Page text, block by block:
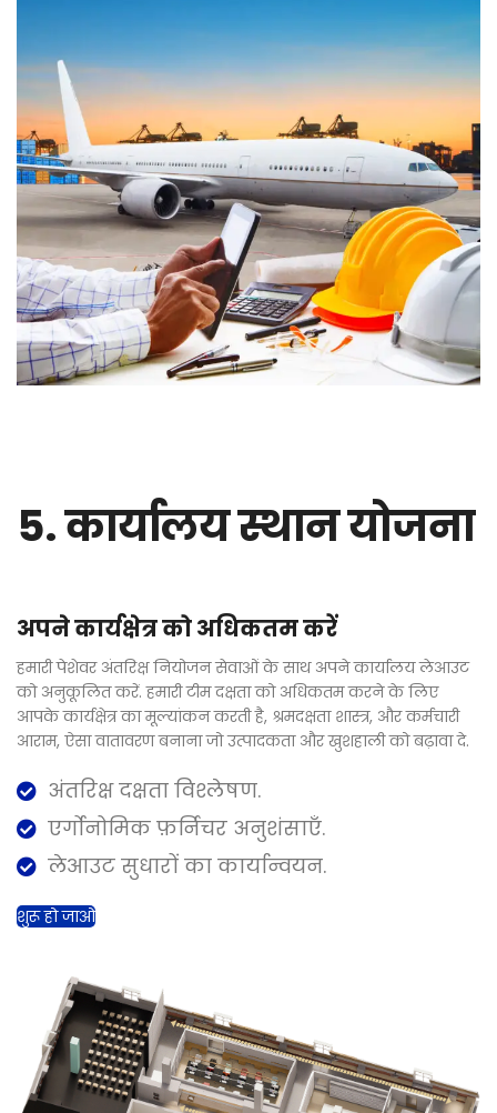
5. कार्यालय स्थान योजना
अपने कार्यक्षेत्र को अधिकतम करें
हमारी पेशेवर अंतरिक्ष नियोजन सेवाओं के साथ अपने कार्यालय लेआउट
को अनुकूलित करें. हमारी टीम दक्षता को अधिकतम करने के लिए
आपके कार्यक्षेत्र का मूल्यांकन करती है, श्रमदक्षता शास्त्र, और कर्मचारी
आराम, ऐसा वातावरण बनाना जो उत्पादकता और खुशहाली को बढ़ावा दे.
अंतरिक्ष दक्षता विश्लेषण.
एर्गोनोमिक फ़र्निचर अनुशंसाएँ.
लेआउट सुधारों का कार्यान्वयन.
शुरू हो जाओ